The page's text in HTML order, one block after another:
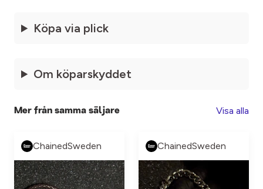
Köpa via plick
Om köparskyddet
Mer från samma säljare Visa alla
ChainedSweden ChainedSweden